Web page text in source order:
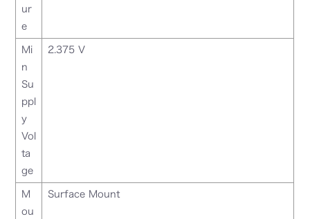
ur
e
Mi
n
Su
ppl
y
Vol
ta
ge
2.375 V
M
ou
Surface Mount